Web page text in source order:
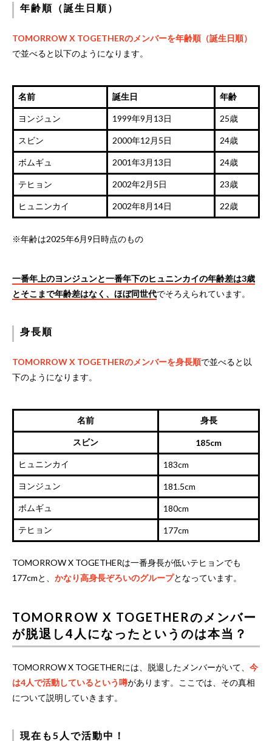
年齢順（誕生日順）
TOMORROW X TOGETHERのメンバーを年齢順（誕生日順）
で並べると以下のようになります。
名前 誕生日 年齢
ヨンジュン 1999年9月13日 25歳
スビン 2000年12月5日 24歳
ボムギュ 2001年3月13日 24歳
テヒョン 2002年2月5日 23歳
ヒュニンカイ 2002年8月14日 22歳
※年齢は2025年6月9日時点のもの
一番年上のヨンジュンと一番年下のヒュニンカイの年齢差は3歳
とそこまで年齢差はなく、ほぼ同世代でそろえられています。
身長順
TOMORROW X TOGETHERのメンバーを身長順で並べると以
下のようになります。
名前 身長
スビン 185cm
ヒュニンカイ 183cm
ヨンジュン 181.5cm
ボムギュ 180cm
テヒョン 177cm
TOMORROW X TOGETHERは一番身長が低いテヒョンでも
177cmと、 かなり高身長ぞろいのグループとなっています。
TOMORROW X TOGETHERのメンバー
が脱退し4人になったというのは本当？
TOMORROW X TOGETHERには、脱退したメンバーがいて、 今
は4人で活動しているという噂があります。ここでは、その真相
について説明していきます。
現在も5人で活動中！